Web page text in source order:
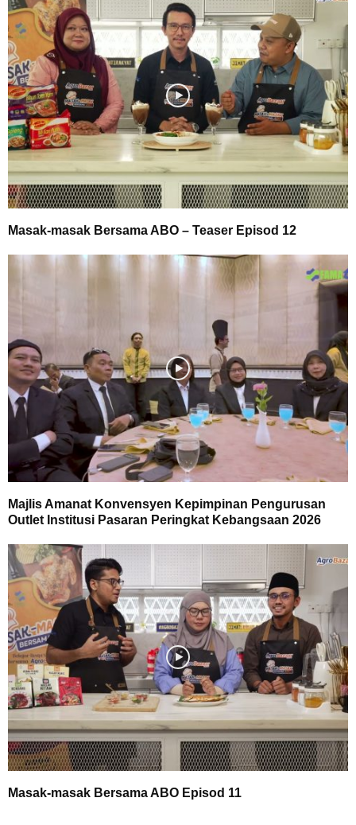
Masak-masak Bersama ABO – Teaser Episod 12
Majlis Amanat Konvensyen Kepimpinan Pengurusan
Outlet Institusi Pasaran Peringkat Kebangsaan 2026
Masak-masak Bersama ABO Episod 11